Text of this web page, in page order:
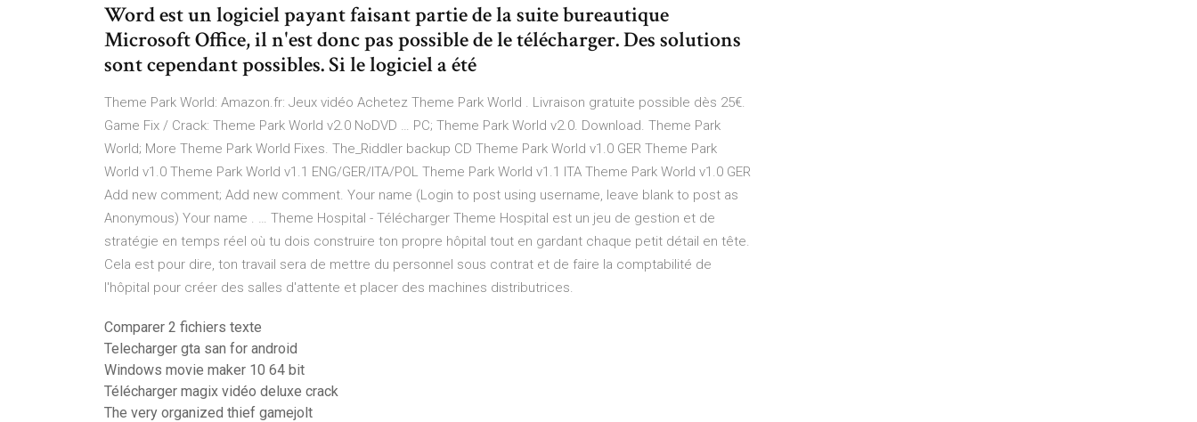
Word est un logiciel payant faisant partie de la suite bureautique
Microsoft Office, il n'est donc pas possible de le télécharger. Des solutions
sont cependant possibles. Si le logiciel a été
Theme Park World: Amazon.fr: Jeux vidéo Achetez Theme Park World . Livraison gratuite possible dès 25€.
Game Fix / Crack: Theme Park World v2.0 NoDVD … PC; Theme Park World v2.0. Download. Theme Park
World; More Theme Park World Fixes. The_Riddler backup CD Theme Park World v1.0 GER Theme Park
World v1.0 Theme Park World v1.1 ENG/GER/ITA/POL Theme Park World v1.1 ITA Theme Park World v1.0 GER
Add new comment; Add new comment. Your name (Login to post using username, leave blank to post as
Anonymous) Your name . … Theme Hospital - Télécharger Theme Hospital est un jeu de gestion et de
stratégie en temps réel où tu dois construire ton propre hôpital tout en gardant chaque petit détail en tête.
Cela est pour dire, ton travail sera de mettre du personnel sous contrat et de faire la comptabilité de
l'hôpital pour créer des salles d'attente et placer des machines distributrices.
Comparer 2 fichiers texte
Telecharger gta san for android
Windows movie maker 10 64 bit
Télécharger magix vidéo deluxe crack
The very organized thief gamejolt